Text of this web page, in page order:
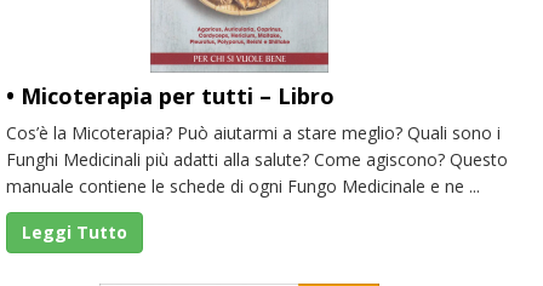
• Micoterapia per tutti – Libro
Cos’è la Micoterapia? Può aiutarmi a stare meglio? Quali sono i
Funghi Medicinali più adatti alla salute? Come agiscono? Questo
manuale contiene le schede di ogni Fungo Medicinale e ne ...
Leggi Tutto